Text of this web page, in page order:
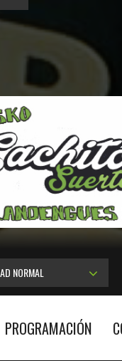
NORMAL
PROGRAMACIÓN